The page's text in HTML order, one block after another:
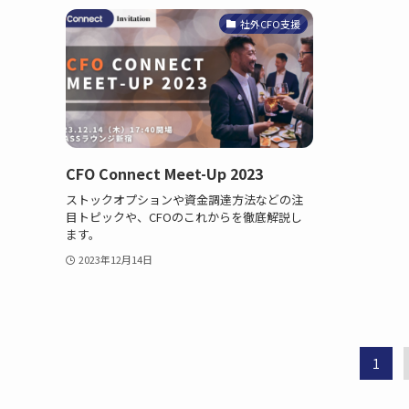
社外CFO支援
CFO Connect Meet-Up 2023
ストックオプションや資金調達方法などの注
目トピックや、CFOのこれからを徹底解説し
ます。
2023年12月14日
1